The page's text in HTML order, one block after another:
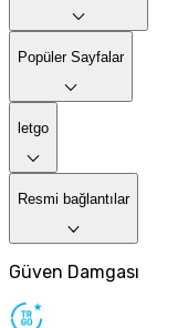
Popüler Sayfalar
letgo
Resmi bağlantılar
Güven Damgası